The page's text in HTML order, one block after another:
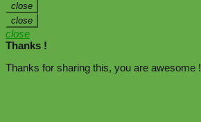
close
close
close
Thanks !
Thanks for sharing this, you are awesome !